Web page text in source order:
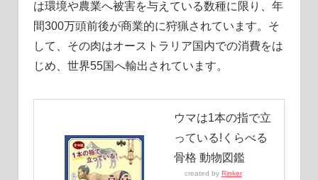
は環境や農業へ被害を与えている数種に限り、年
間300万頭前後が商業的に狩猟されています。そ
して、その肉はオーストラリア国内での消費をは
じめ、世界55国へ輸出されています。
ウマは1本の指で立
っている!くらべる
骨格 動物図鑑
created by Rinker